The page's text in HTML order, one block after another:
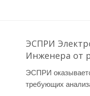
ЭСПРИ
Инженера от
ЭСПРИ
требующих